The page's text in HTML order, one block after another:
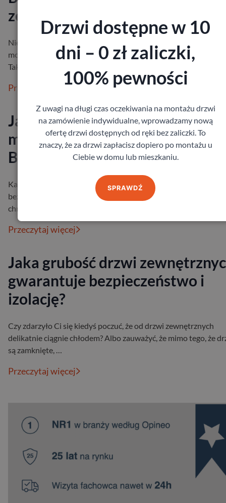
zewnętrzne do nich dobrać?
Nie w każdym przypadku, aranżując domową przestrzeń,
mogli wybierać każdy element zgodnie z własnymi
Tak jest, choci…
Przeczytaj więcej
Jakie drzwi wejściowe do
mieszkania wybrać?
Bezpieczeństwo i izolacja
Każdy z nas chce czuć się we własnym mieszkaniu spokojnie i
bezpiecznie. Drzwi wejściowe odgrywają w tym ogromną rolę –
chronią przed hałase…
Przeczytaj więcej
Jaka grubość drzwi
gwarantuje bezpieczeństwo i
izolację?
Czy zdarzyło Ci się kiedyś poczuć, że od drzwi zewnętrznych
delikatnie ciągnie chłodem? Albo zauważyć, że mimo tego, że
są zamknięte, …
Przeczytaj więcej
Drzwi dostępne w 10
dni – 0 zł zaliczki,
100% pewności
Z uwagi na długi czas oczekiwania na montażu drzwi
na zamówienie indywidualne, wprowadzamy nową
ofertę drzwi dostępnych od ręki bez zaliczki. To
znaczy, że za drzwi zapłacisz dopiero po montażu u
Ciebie w domu lub mieszkaniu.
SPRAWDŹ